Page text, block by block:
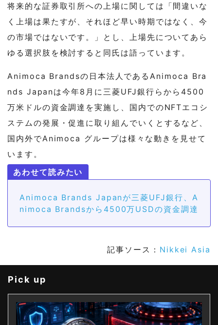
将来的な証券取引所への上場に関しては「間違いな
く上場は果たすが、それほど早い時期ではなく、今
の市場ではないです。」とし、上場先についてあら
ゆる選択肢を検討すると同氏は語っています。
Animoca Brandsの日本法人であるAnimoca Bra
nds Japanは今年8月に三菱UFJ銀行らから4500
万米ドルの資金調達を実施し、国内でのNFTエコシ
ステムの発展・促進に取り組んでいくとするなど、
国内外でAnimoca グループは様々な動きを見せて
います。
Animoca Brands Japanが三菱UFJ銀行、A
nimoca Brandsから4500万USDの資金調達
記事ソース： Nikkei Asia
Pick up